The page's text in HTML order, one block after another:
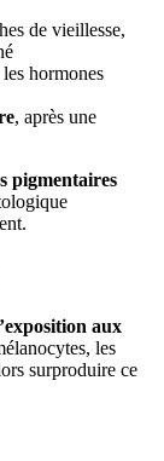
de vieillesse,
hormones
, après une
pigmentaires
aux
les
surproduire ce